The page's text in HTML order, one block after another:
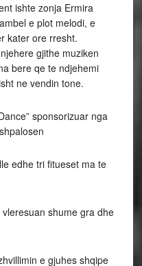
ishte zonja Ermira
e plot melodi, e
kater ore rresht.
gjithe muziken
bere qe te ndjehemi
ne vendin tone.
sponsorizuar nga
edhe tri fitueset ma te
shume gra dhe
e gjuhes shqipe